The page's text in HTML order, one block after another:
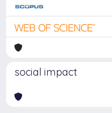
social impact